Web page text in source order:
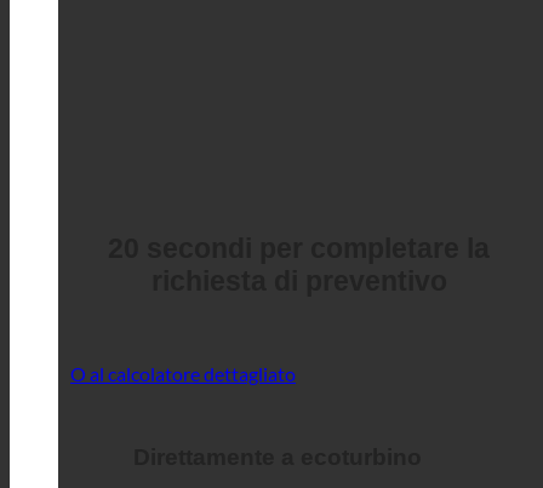
O al calcolatore dettagliato